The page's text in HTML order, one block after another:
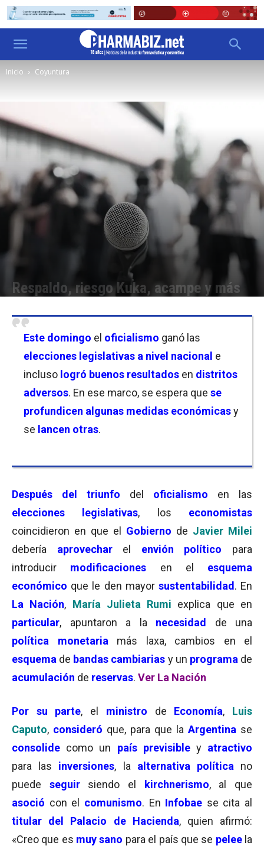
Inicio Coyuntura
Respaldo, riesgo Kuka, acampe y más
Este domingo el oficialismo ganó las
elecciones legislativas a nivel nacional e
incluso logró buenos resultados en distritos
adversos. En ese marco, se espera que se
profundicen algunas medidas económicasy
se lancen otras.
Después del triunfo del oficialismo
en las
elecciones legislativas, los economistas
coincidieron en que el Gobierno de Javier Milei
debería aprovechar el envión político para
introducir modificaciones en el esquema
económico que le den mayor sustentabilidad . En
La Nación, María Julieta Rumi explica que en
particular, apuntaron a la necesidad
de una
política monetaria más laxa, cambios en el
esquema de bandas cambiarias y un programa de
acumulación de reservas. Ver La Nación
Por su parte, el ministro de Economía, Luis
Caputo, consideró que, para que la Argentina se
consolide como un país previsibley atractivo
para las inversiones, la alternativa política
no
puede seguir siendo el kirchnerismo, al que
asoció con el comunismo. En Infobae se cita al
titular del Palacio de Hacienda, quien afirmó:
«Creo que es muy sano para el país que se pelee la